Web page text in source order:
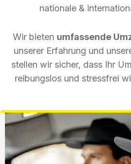
nationale &
Wir bieten umfassende
unserer Erfahrung und
stellen wir sicher, dass Ihr
reibungslos und stressfrei